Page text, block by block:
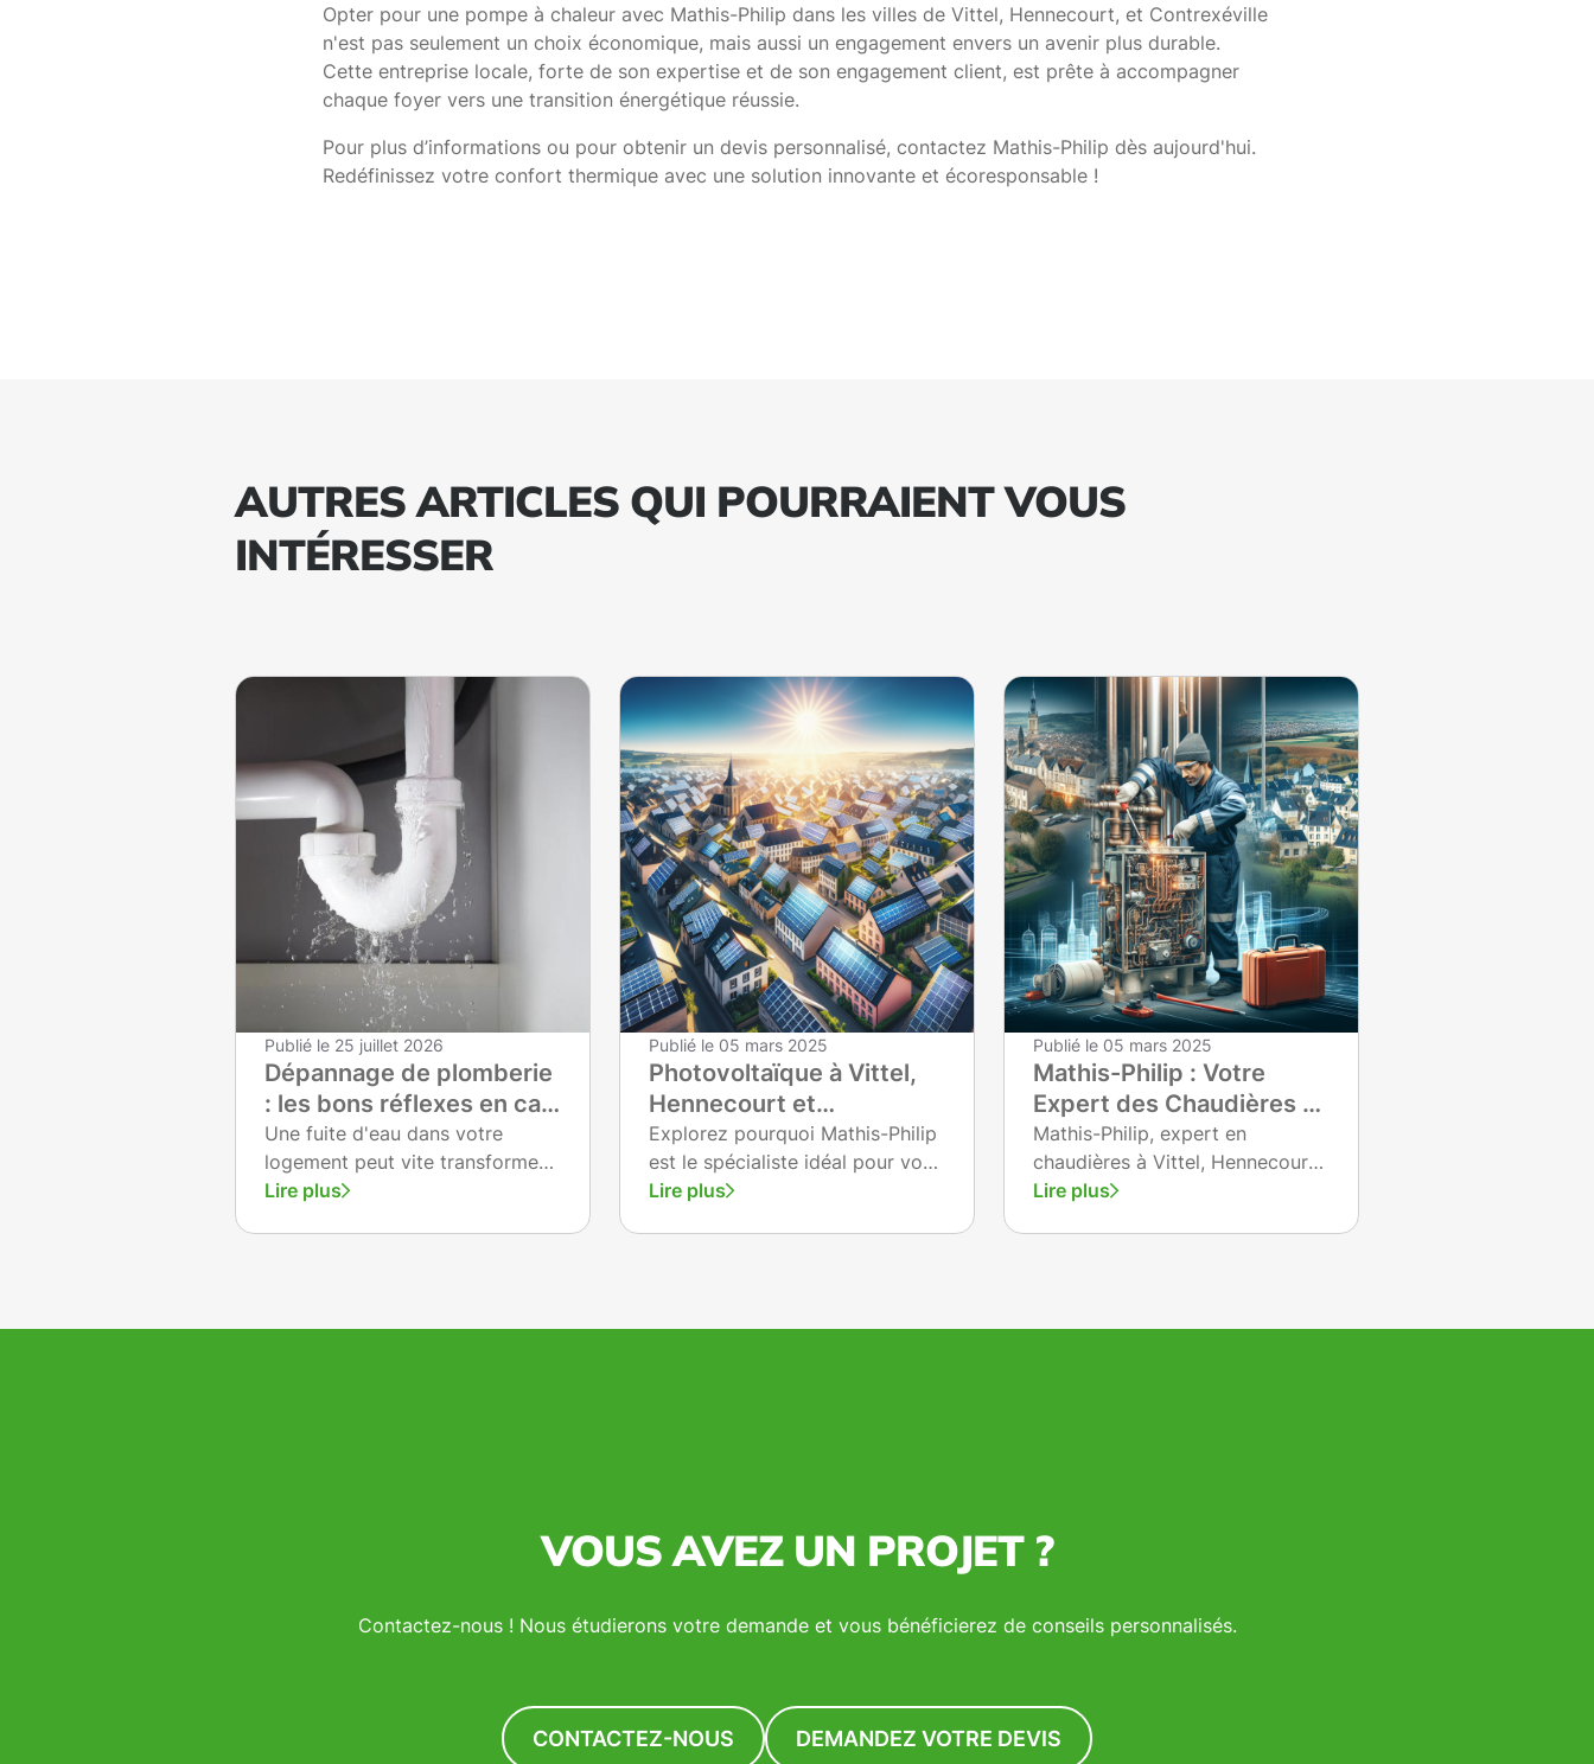
Opter pour une pompe à chaleur avec Mathis-Philip dans les villes de Vittel, Hennecourt, et Contrexéville
n'est pas seulement un choix économique, mais aussi un engagement envers un avenir plus durable.
Cette entreprise locale, forte de son expertise et de son engagement client, est prête à accompagner
chaque foyer vers une transition énergétique réussie.
Pour plus d’informations ou pour obtenir un devis personnalisé, contactez Mathis-Philip dès aujourd'hui.
Redéfinissez votre confort thermique avec une solution innovante et écoresponsable !
AUTRES ARTICLES QUI POURRAIENT VOUS
INTÉRESSER
Publié le 25 juillet 2026
Dépannage de plomberie
: les bons réflexes en cas
de fuite
Une fuite d'eau dans votre
logement peut vite transformer
votre quotidien en cauchemar.
Lire plus
Publié le 05 mars 2025
Photovoltaïque à Vittel,
Hennecourt et
Contrexéville : Mathis-
Philip illumine vos
installations
Explorez pourquoi Mathis-Philip
est le spécialiste idéal pour vos
installations photovoltaïques à
économies d'énergie tout en
Lire plus
Publié le 05 mars 2025
Mathis-Philip : Votre
Expert des Chaudières à
Vittel, Hennecourt et
Contrexéville
Mathis-Philip, expert en
chaudières à Vittel, Hennecourt
et Contrexéville, offre des
personnalisé fait d'eux le leader
Lire plus
VOUS AVEZ UN PROJET ?
Contactez-nous ! Nous étudierons votre demande et vous bénéficierez de conseils personnalisés.
CONTACTEZ-NOUS DEMANDEZ VOTRE DEVIS